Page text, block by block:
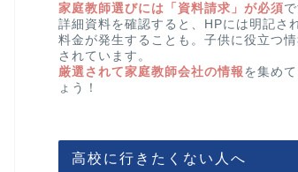
家庭教師選びには「資料請求」が必須で
詳細資料を確認すると、HPには明記さ
料金が発生することも。子供に役立つ
されています。
厳選されて家庭教師会社の情報 を集め
ょう！
高校に行きたくない人へ